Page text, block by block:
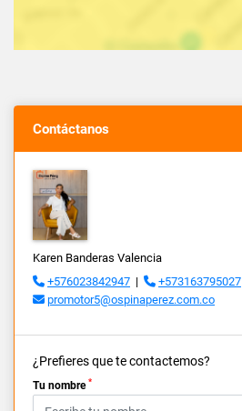
Contáctanos
Karen Banderas Valencia
+576023842947 |
+573163795027
promotor5@ospinaperez.com.co
¿Prefieres que te contactemos?
Tu nombre *